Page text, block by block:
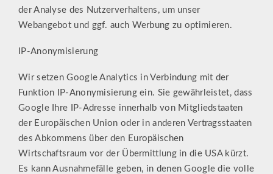
der Analyse des Nutzerverhaltens, um unser
Webangebot und ggf. auch Werbung zu optimieren.
IP-Anonymisierung
Wir setzen Google Analytics in Verbindung mit der
Funktion IP-Anonymisierung ein. Sie gewährleistet, dass
Google Ihre IP-Adresse innerhalb von Mitgliedstaaten
der Europäischen Union oder in anderen Vertragsstaaten
des Abkommens über den Europäischen
Wirtschaftsraum vor der Übermittlung in die USA kürzt.
Es kann Ausnahmefälle geben, in denen Google die volle